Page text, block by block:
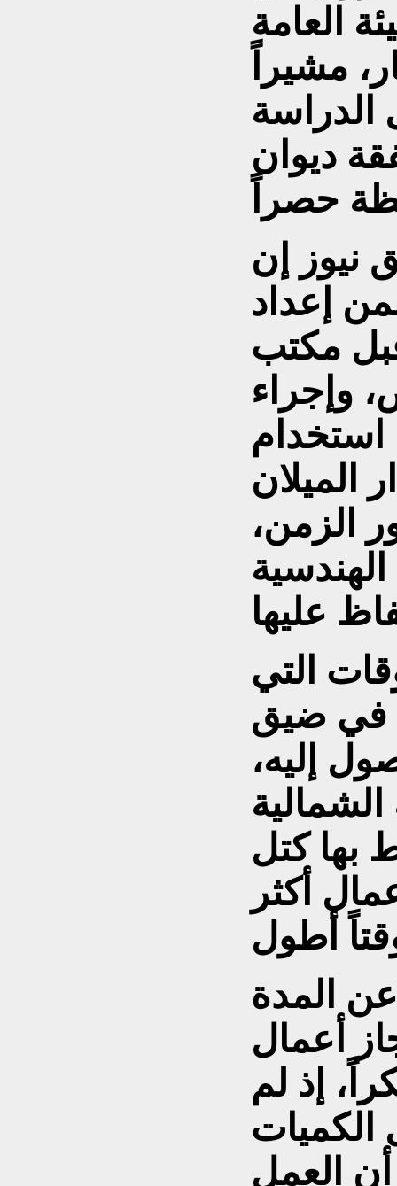
العامة
مشيراً
الدراسة
ديوان
نيوز إن
إعداد
مكتب
وإجراء
الميلان
الزمن،
التي
في ضيق
إليه،
كتل
أكثر
المدة
أعمال
إذ لم
أن العمل